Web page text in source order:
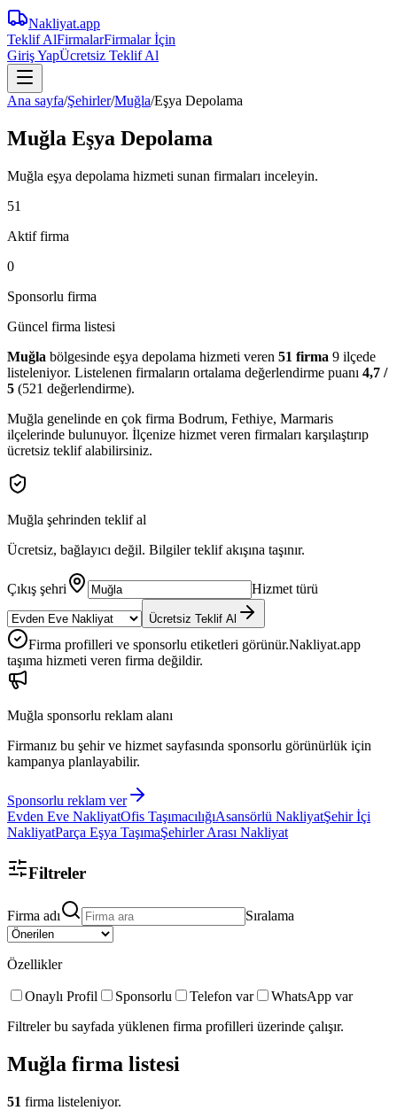
Nakliyat.app
Teklif AlFirmalarFirmalar İçin
Giriş YapÜcretsiz Teklif Al
Ana sayfa/Şehirler/Muğla/Eşya Depolama
Muğla Eşya Depolama
Muğla eşya depolama hizmeti sunan firmaları inceleyin.
51
Aktif firma
0
Sponsorlu firma
Güncel firma listesi
Muğla bölgesinde eşya depolama hizmeti veren 51 firma 9 ilçede
listeleniyor. Listelenen firmaların ortalama değerlendirme puanı 4,7 /
5 (521 değerlendirme).
Muğla genelinde en çok firma Bodrum, Fethiye, Marmaris
ilçelerinde bulunuyor. İlçenize hizmet veren firmaları karşılaştırıp
ücretsiz teklif alabilirsiniz.
Muğla şehrinden teklif al
Ücretsiz, bağlayıcı değil. Bilgiler teklif akışına taşınır.
Çıkış şehri Hizmet türü
Ücretsiz Teklif Al
Firma profilleri ve sponsorlu etiketleri görünür.Nakliyat.app
taşıma hizmeti veren firma değildir.
Muğla sponsorlu reklam alanı
Firmanız bu şehir ve hizmet sayfasında sponsorlu görünürlük için
kampanya planlayabilir.
Sponsorlu reklam ver
Evden Eve NakliyatOfis TaşımacılığıAsansörlü NakliyatŞehir İçi
NakliyatParça Eşya TaşımaŞehirler Arası Nakliyat
Filtreler
Firma adı Sıralama
Özellikler
Onaylı Profil Sponsorlu Telefon var
WhatsApp var
Filtreler bu sayfada yüklenen firma profilleri üzerinde çalışır.
Muğla firma listesi
51 firma listeleniyor.